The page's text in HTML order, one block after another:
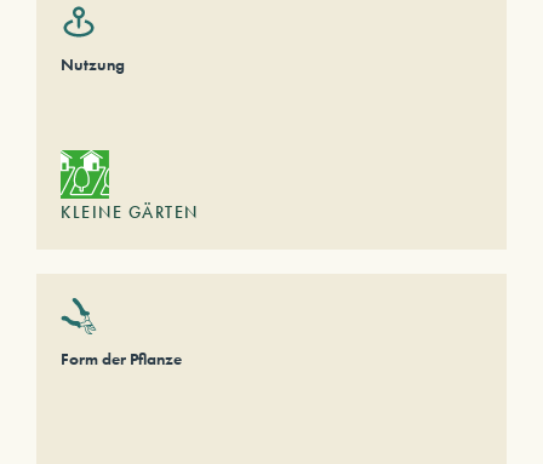
Nutzung
KLEINE GÄRTEN
Form der Pflanze